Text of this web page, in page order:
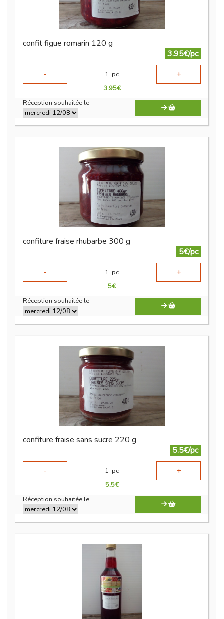
confit figue romarin 120 g
3.95€/pc
-
1 pc +
3.95€
Réception souhaitée le
confiture fraise rhubarbe 300 g
5€/pc
-
1 pc +
5€
Réception souhaitée le
confiture fraise sans sucre 220 g
5.5€/pc
-
1 pc +
5.5€
Réception souhaitée le